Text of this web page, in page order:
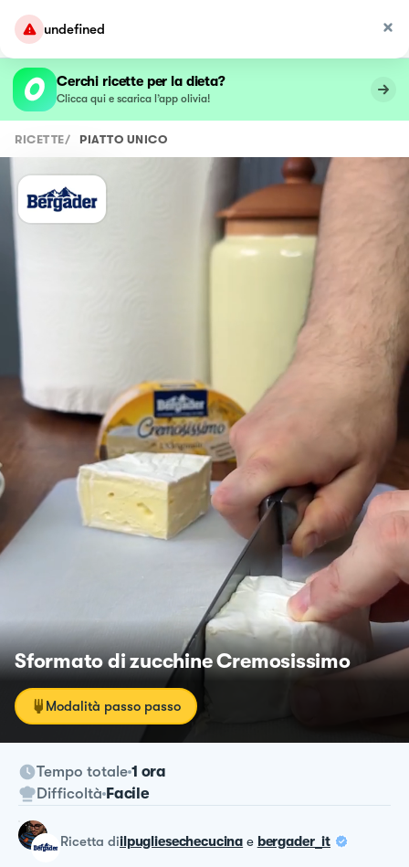
undefined
Cerchi ricette per la dieta?
Clicca qui e scarica l’app olivia!
RICETTE/ PIATTO UNICO
Sformato di zucchine Cremosissimo
Modalità passo passo
Tempo totale 1 ora
Difficoltà Facile
ricetta diilpugliesechecucina e bergader_it